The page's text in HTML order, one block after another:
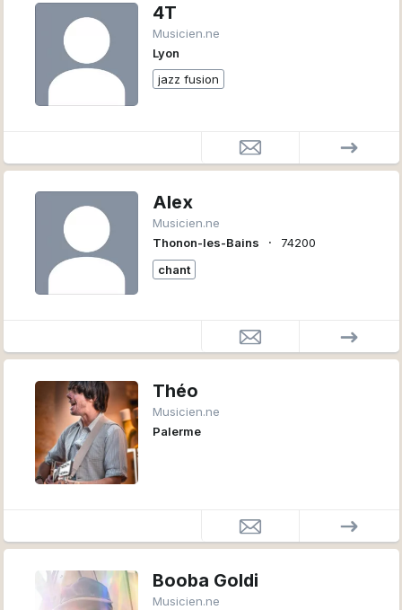
4T
Musicien.ne
Lyon
jazz fusion
Alex
Musicien.ne
Thonon-les-Bains
∙
74200
chant
Théo
Musicien.ne
Palerme
Booba Goldi
Musicien.ne